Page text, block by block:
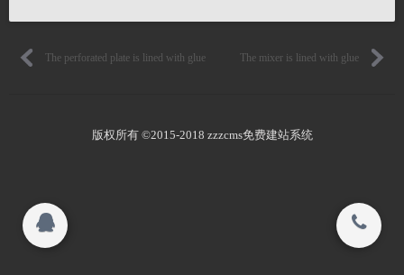
靖江王子橡胶有限公司 All rights reserved.
© 2015-2017
The perforated plate is lined with glue The mixer is lined with glue
版权所有 ©2015-2018 zzzcms免费建站系统